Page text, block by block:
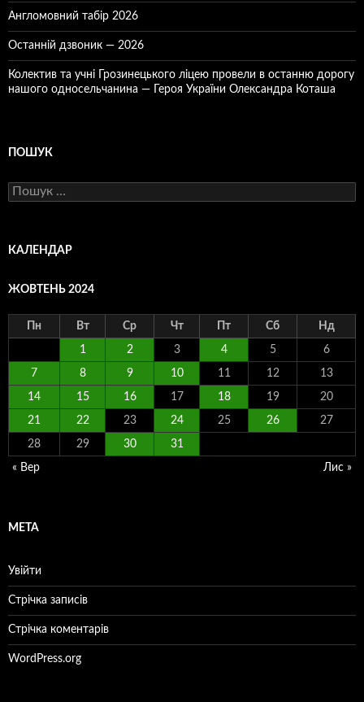
Англомовний табір 2026
Останній дзвоник — 2026
Колектив та учні Грозинецького ліцею провели в останню дорогу
нашого односельчанина — Героя України Олександра Коташа
ПОШУК
Пошук:
КАЛЕНДАР
ЖОВТЕНЬ 2024
Пн Вт Ср Чт Пт Сб Нд
1 2 3 4 5 6
7 8 9 10 11 12 13
14 15 16 17 18 19 20
21 22 23 24 25 26 27
28 29 30 31
« Вер Лис »
МЕТА
Увійти
Стрічка записів
Стрічка коментарів
WordPress.org